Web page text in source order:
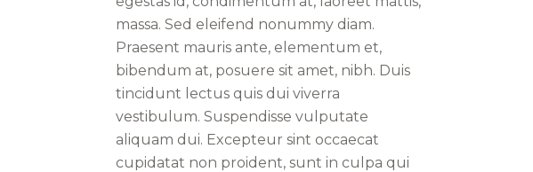
massa. Sed eleifend nonummy diam.
Praesent mauris ante, elementum et,
bibendum at, posuere sit amet, nibh. Duis
tincidunt lectus quis dui viverra
vestibulum. Suspendisse vulputate
aliquam dui. Excepteur sint occaecat
cupidatat non proident, sunt in culpa qui